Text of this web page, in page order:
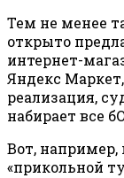
Тем не менее
открыто
интернет-
Яндекс
реализация,
набирает все
Вот, например,
«прикольной